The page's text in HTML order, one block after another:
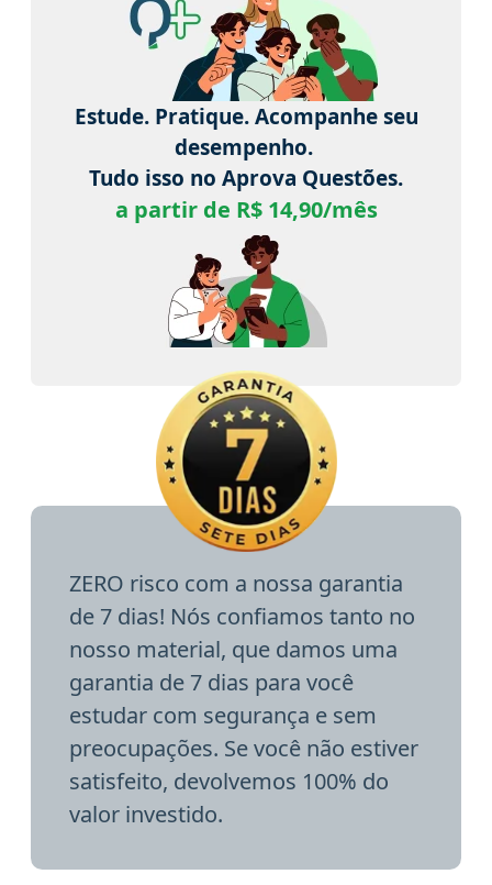
Estude. Pratique. Acompanhe seu
desempenho.
Tudo isso no Aprova Questões.
a partir de R$ 14,90/mês
ZERO risco com a nossa garantia
de 7 dias! Nós confiamos tanto no
nosso material, que damos uma
garantia de 7 dias para você
estudar com segurança e sem
preocupações. Se você não estiver
satisfeito, devolvemos 100% do
valor investido.